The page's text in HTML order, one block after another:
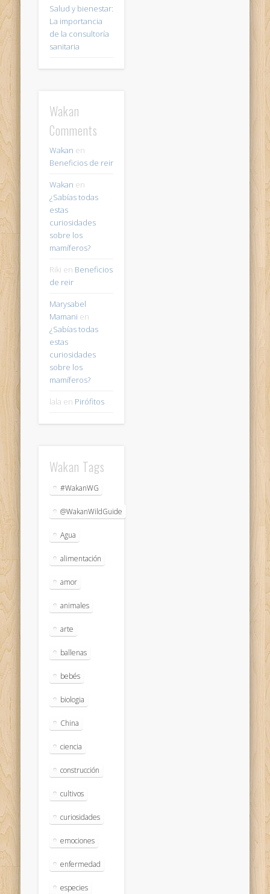
Salud y bienestar:
La importancia
de la consultoría
sanitaria
Wakan
Comments
Wakan en
Beneficios de reir
Wakan en
¿Sabías todas
estas
curiosidades
sobre los
mamíferos?
Riki en Beneficios
de reir
Marysabel
Mamani en
¿Sabías todas
estas
curiosidades
sobre los
mamíferos?
lala en Pirófitos
Wakan Tags
#WakanWG
@WakanWildGuide
Agua
alimentación
amor
animales
arte
ballenas
bebés
biologia
China
ciencia
construcción
cultivos
curiosidades
emociones
enfermedad
especies